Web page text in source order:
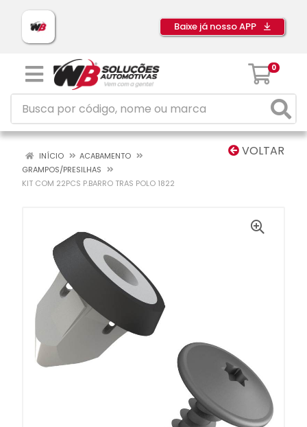
Baixe já nosso APP
0
VOLTAR
INÍCIO
ACABAMENTO
GRAMPOS/PRESILHAS
KIT COM 22PCS P.BARRO TRAS POLO 1822